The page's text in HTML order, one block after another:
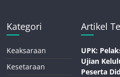
Kategori
Keaksaraan
Kesetaraan
Artikel
UPK:
Ujian
Peserta